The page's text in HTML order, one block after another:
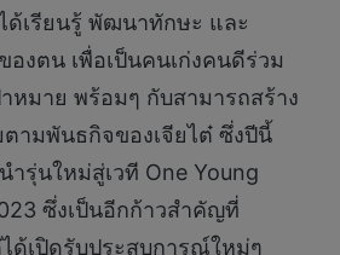
เรียนรู้ พัฒนาทักษะ และ
องตน เพื่อเป็นคนเก่งคนดีร่วม
หมาย พร้อมๆ กับสามารถสร้าง
ามพันธกิจของเจียไต๋ ซึ่งปีนี้
ำรุ่นใหม่สู่เวที One Young
ซึ่งเป็นอีกก้าวสำคัญที่
ด้เปิดรับประสบการณ์ใหม่ๆ